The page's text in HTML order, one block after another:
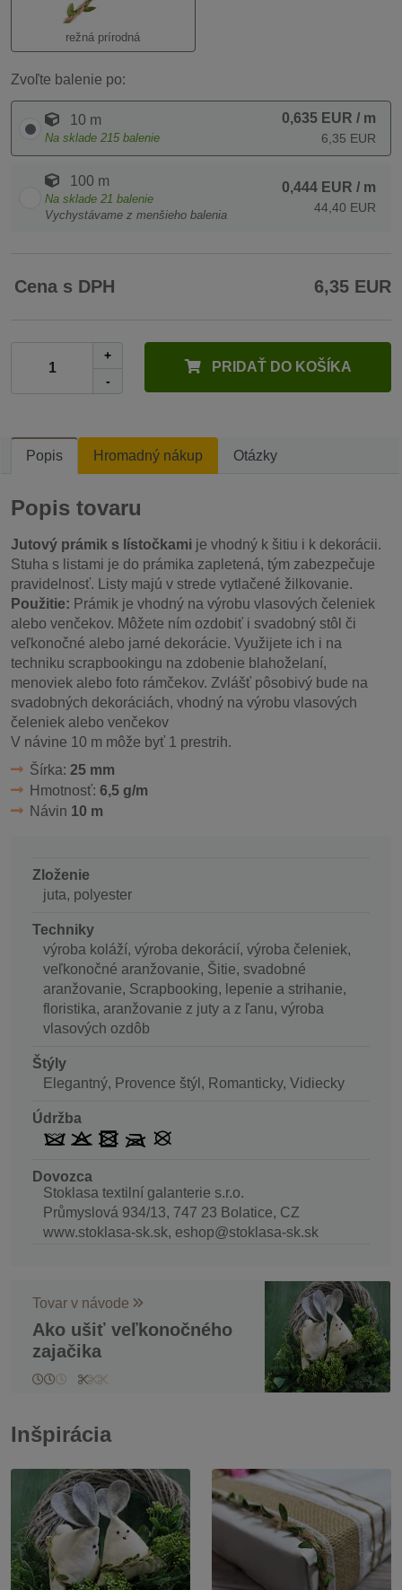
režná prírodná
Zvoľte balenie po:
10 m
Na sklade 215 balenie
0,635 EUR / m
6,35 EUR
100 m
Na sklade 21 balenie
Vychystávame z menšieho balenia
0,444 EUR / m
44,40 EUR
Cena s DPH 6,35 EUR
+
-
PRIDAŤ DO KOŠÍKA
Popis Hromadný nákup Otázky
Popis tovaru
Jutový prámik s lístočkami je vhodný k šitiu i k dekorácii.
Stuha s listami je do prámika zapletená, tým zabezpečuje
pravidelnosť. Listy majú v strede vytlačené žilkovanie.
Použitie: Prámik je vhodný na výrobu vlasových čeleniek
alebo venčekov. Môžete ním ozdobiť i svadobný stôl či
veľkonočné alebo jarné dekorácie. Využijete ich i na
techniku scrapbookingu na zdobenie blahoželaní,
menoviek alebo foto rámčekov. Zvlášť pôsobivý bude na
svadobných dekoráciách, vhodný na výrobu vlasových
čeleniek alebo venčekov
V návine 10 m môže byť 1 prestrih.
Šírka: 25 mm
Hmotnosť: 6,5 g/m
Návin 10 m
Zloženie
juta, polyester
Techniky
výroba koláží, výroba dekorácií, výroba čeleniek,
veľkonočné aranžovanie, Šitie, svadobné
aranžovanie, Scrapbooking, lepenie a strihanie,
floristika, aranžovanie z juty a z ľanu, výroba
vlasových ozdôb
Štýly
Elegantný, Provence štýl, Romanticky, Vidiecky
Údržba
Dovozca
Stoklasa textilní galanterie s.r.o.
Průmyslová 934/13, 747 23 Bolatice, CZ
www.stoklasa-sk.sk, eshop@stoklasa-sk.sk
Tovar v návode
Ako ušiť veľkonočného
zajačika
Inšpirácia